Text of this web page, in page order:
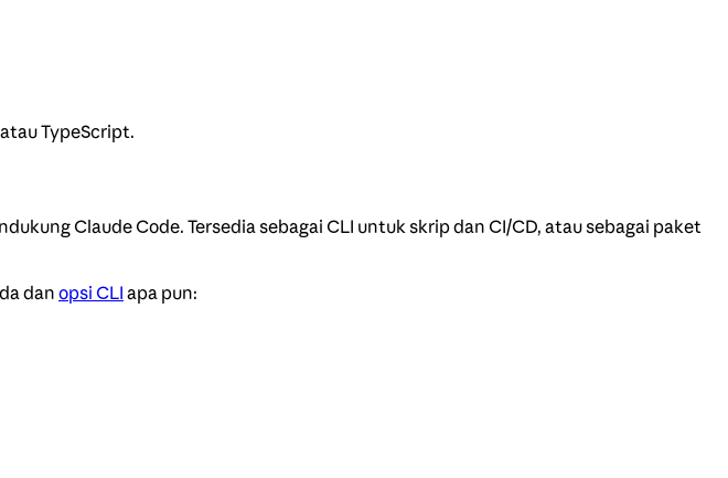
TypeScript.
Claude Code. Tersedia sebagai CLI untuk skrip dan CI/CD, atau sebagai paket
danopsi CLI apa pun: